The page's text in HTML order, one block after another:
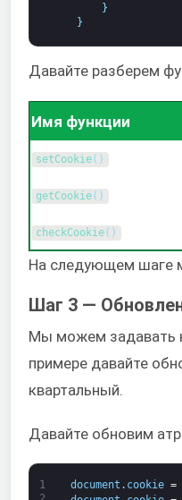
}
}
Давайте разберем
Имя функции
setCookie( )
getCookie( )
checkCookie( )
На следующем шаге
Шаг 3 —
Мы можем задавать
примере давайте
квартальный.
Давайте обновим
1
document . cookie =